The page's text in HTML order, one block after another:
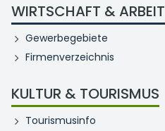
WIRTSCHAFT & ARBEIT
Gewerbegebiete
Firmenverzeichnis
KULTUR & TOURISMUS
Tourismusinfo